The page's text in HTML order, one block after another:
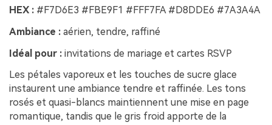
HEX : #F7D6E3 #FBE9F1 #FFF7FA #D8DDE6 #7A3A4A
Ambiance : aérien, tendre, raffiné
Idéal pour : invitations de mariage et cartes RSVP
Les pétales vaporeux et les touches de sucre glace
instaurent une ambiance tendre et raffinée. Les tons
rosés et quasi-blancs maintiennent une mise en page
romantique, tandis que le gris froid apporte de la